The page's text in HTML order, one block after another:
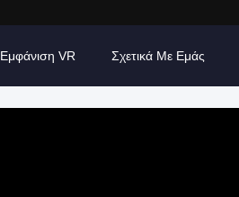
Εμφάνιση VR Σχετικά Με Εμάς